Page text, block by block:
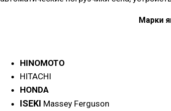
Марки
HINOMOTO
HITACHI
HONDA
ISEKI Massey Ferguson